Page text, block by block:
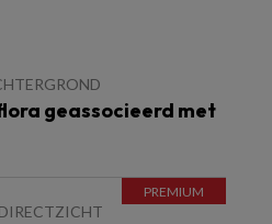
geassocieerd met